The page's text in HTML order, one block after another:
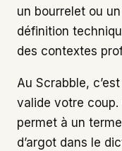
un bourrelet ou
définition
des contextes
Au Scrabble,
valide votre
permet à un
d’argot dans le